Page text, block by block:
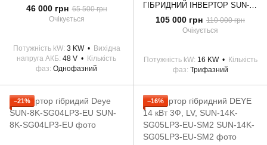
46 000 грн 65 500 грн
Очікується
Потужність kW 3 KW
Вихідна
напруга АКБ 48 V
Кількість
фаз Однофазний
ГІБРИДНИЙ ІНВЕРТОР SUN-16K-SG05LP3-EU-SM2 DEYE WIFI (16 KW, 3 ФАЗИ, 2 MPPT, LV)
105 000 грн 110 000 грн
Очікується
Потужність kW 16 KW
Кількість
фаз Трифазний
−21% −16%